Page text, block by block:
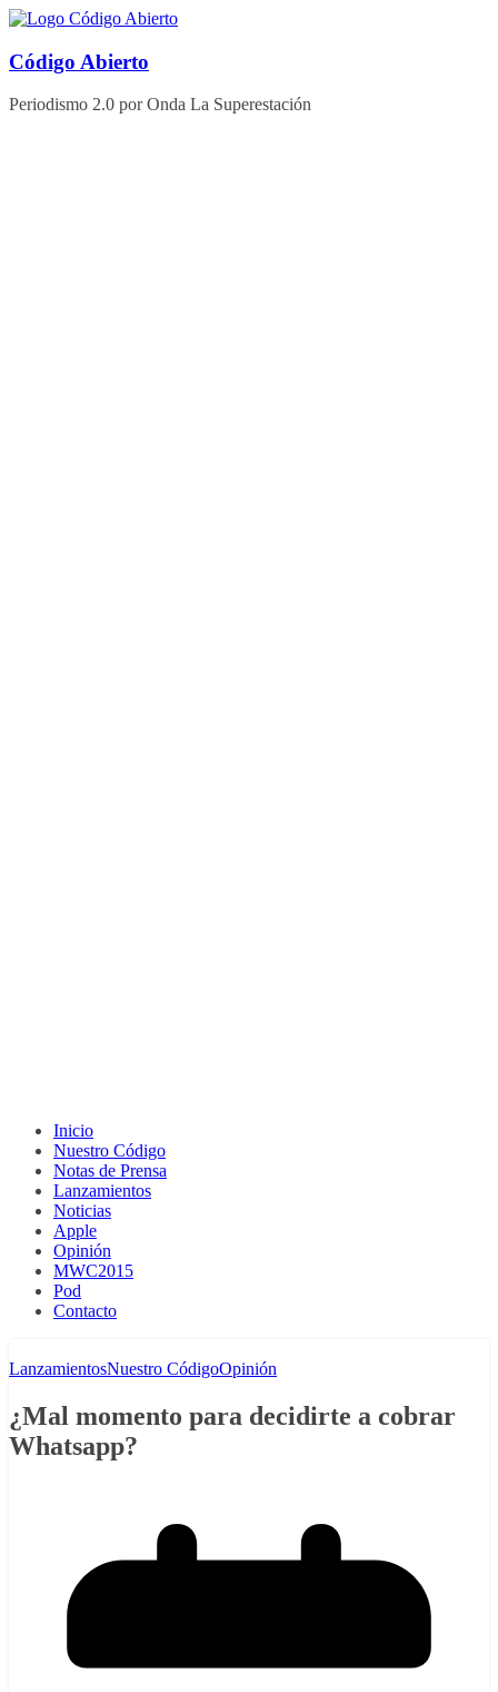
Saltar
contenido
Código Abierto
Periodismo 2.0 por Onda La Superestación
Inicio
Nuestro Código
Notas de Prensa
Lanzamientos
Noticias
Apple
Opinión
MWC2015
Pod
Contacto
LanzamientosNuestro CódigoOpinión
¿Mal momento para decidirte a cobrar
Whatsapp?